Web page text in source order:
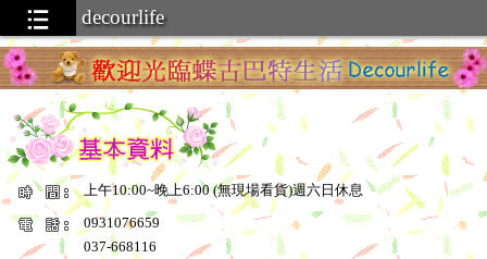
decourlife
上午10:00~晚上6:00 (無現場看貨)週六日休息
0931076659
037-668116